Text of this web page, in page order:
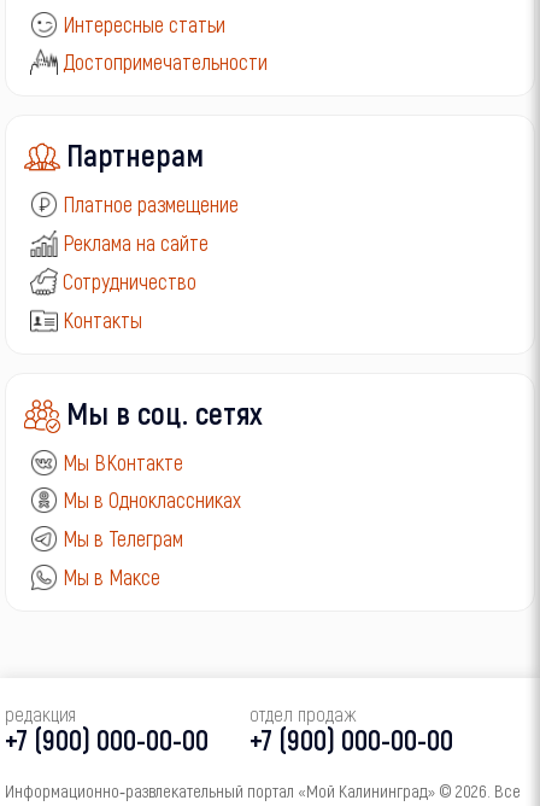
Интересные статьи
Достопримечательности
Партнерам
Платное размещение
Реклама на сайте
Сотрудничество
Контакты
Мы в соц. сетях
Мы ВКонтакте
Мы в Одноклассниках
Мы в Телеграм
Мы в Максе
редакция
+7 (900) 000-00-00
отдел продаж
+7 (900) 000-00-00
Информационно‑развлекательный портал «Мой Калининград» © 2026. Все